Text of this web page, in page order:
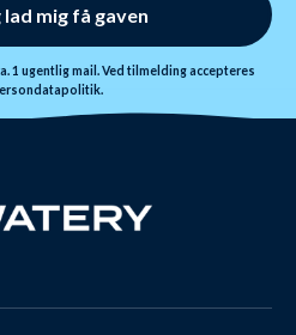
mig få gaven
1 ugentlig mail. Ved tilmelding accepteres